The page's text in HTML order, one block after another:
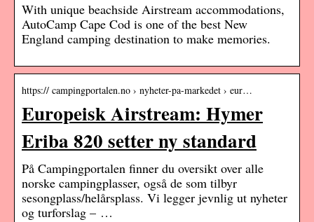
With unique beachside Airstream accommodations,
AutoCamp Cape Cod is one of the best New
England camping destination to make memories.
https:// campingportalen.no › nyheter-pa-markedet › eur…
Europeisk Airstream: Hymer
Eriba 820 setter ny standard
På Campingportalen finner du oversikt over alle
norske campingplasser, også de som tilbyr
sesongplass/helårsplass. Vi legger jevnlig ut nyheter
og turforslag – …